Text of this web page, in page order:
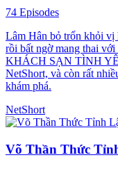
74 Episodes
Lâm Hân bỏ trốn khỏi vị
rồi bất ngờ mang thai
KHÁCH SẠN TÌNH
NetShort, và còn rất
khám phá.
NetShort
Võ Thần Thức